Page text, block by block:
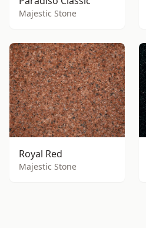
Majestic Stone
Royal Red
Majestic Stone